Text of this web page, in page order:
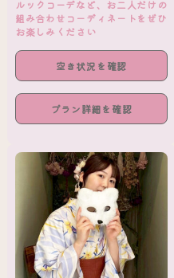
ルックコーデなど、お二人だけの
組み合わせコーディネートをぜひ
お楽しみください
空き状況を確認
プラン詳細を確認